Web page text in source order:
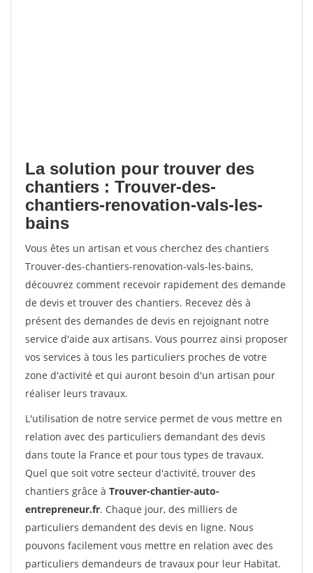
La solution pour trouver des
chantiers : Trouver-des-
chantiers-renovation-vals-les-
bains
Vous êtes un artisan et vous cherchez des chantiers
Trouver-des-chantiers-renovation-vals-les-bains,
découvrez comment recevoir rapidement des demande
de devis et trouver des chantiers. Recevez dès à
présent des demandes de devis en rejoignant notre
service d'aide aux artisans. Vous pourrez ainsi proposer
vos services à tous les particuliers proches de votre
zone d'activité et qui auront besoin d'un artisan pour
réaliser leurs travaux.
L'utilisation de notre service permet de vous mettre en
relation avec des particuliers demandant des devis
dans toute la France et pour tous types de travaux.
Quel que soit votre secteur d'activité, trouver des
chantiers grâce à Trouver-chantier-auto-
entrepreneur.fr. Chaque jour, des milliers de
particuliers demandent des devis en ligne. Nous
pouvons facilement vous mettre en relation avec des
particuliers demandeurs de travaux pour leur Habitat.